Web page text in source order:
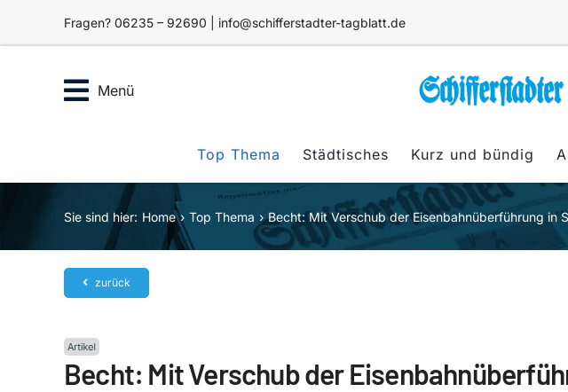
Fragen? 06235 – 92690 | info@schifferstadter-tagblatt.de
Menü
Top Thema Städtisches Kurz und bündig
Sie sind hier: Home Top Thema Becht: Mit Verschub der Eisenbahnüberführung in
zurück
Becht: Mit Verschub der